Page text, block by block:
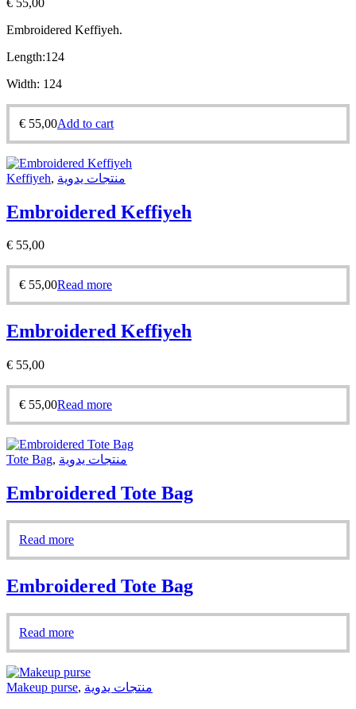
Embroidered Keffiyeh.
Length:124
Width: 124
€ 55,00Add to cart
Keffiyeh, منتجات يدوية
Embroidered Keffiyeh
€ 55,00
€ 55,00Read more
Embroidered Keffiyeh
€ 55,00
€ 55,00Read more
Tote Bag, منتجات يدوية
Embroidered Tote Bag
Read more
Embroidered Tote Bag
Read more
Makeup purse, منتجات يدوية